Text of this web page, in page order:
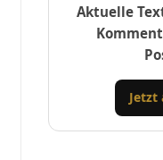
Aktuelle
Jetzt